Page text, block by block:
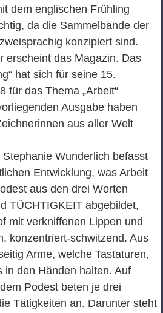
dem englischen Frühling
da die Sammelbände der
konzipiert sind.
erscheint das Magazin. Das
hat sich für seine 15.
für das Thema „Arbeit“
Ausgabe haben
aus aller Welt
Wunderlich befasst
Entwicklung, was Arbeit
aus den drei Worten
TÜCHTIGKEIT abgebildet,
mit verkniffenen Lippen und
konzentriert-schwitzend. Aus
Arme, welche Tastaturen,
in den Händen halten. Auf
Podest beten je drei
Tätigkeiten an. Darunter steht